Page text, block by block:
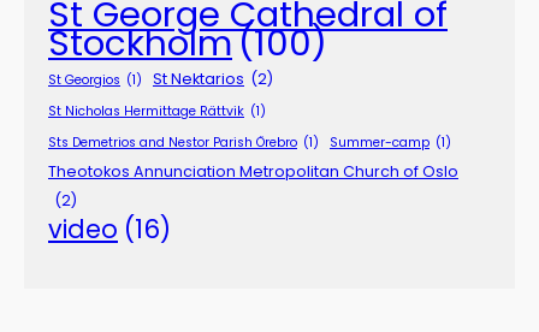
St George Cathedral of
Stockholm(100)
St Georgios (1) St Nektarios (2)
St Nicholas Hermittage Rättvik (1)
Sts Demetrios and Nestor Parish Örebro (1) Summer-camp (1)
Theotokos Annunciation Metropolitan Church of Oslo
(2)
video (16)